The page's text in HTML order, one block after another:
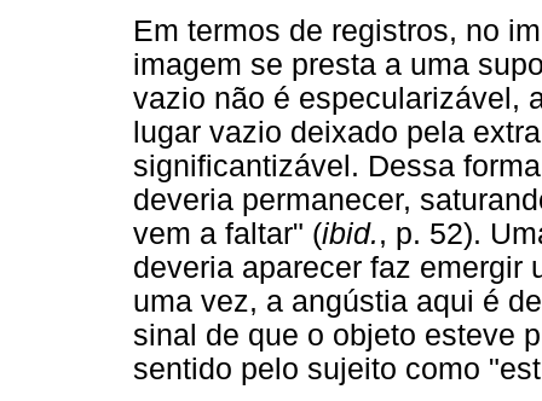
Em termos de registros, no
imagem se presta a uma
vazio não é especularizável,
lugar vazio deixado pela
significantizável. Dessa
deveria permanecer,
vem a faltar" (ibid., p. 52).
deveria aparecer faz emergir
uma vez, a angústia aqui é
sinal de que o objeto esteve
sentido pelo sujeito como